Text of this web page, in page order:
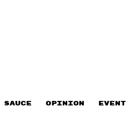
OPINION